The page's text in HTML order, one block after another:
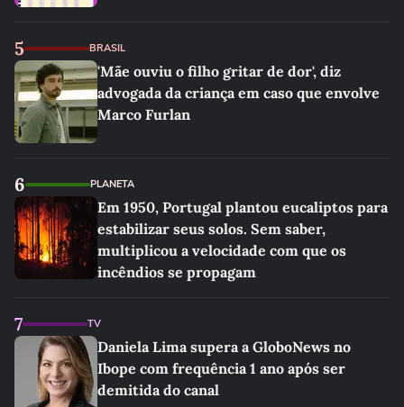
5 BRASIL
'Mãe ouviu o filho gritar de dor', diz
advogada da criança em caso que envolve
Marco Furlan
6 PLANETA
Em 1950, Portugal plantou eucaliptos para
estabilizar seus solos. Sem saber,
multiplicou a velocidade com que os
incêndios se propagam
7 TV
Daniela Lima supera a GloboNews no
Ibope com frequência 1 ano após ser
demitida do canal